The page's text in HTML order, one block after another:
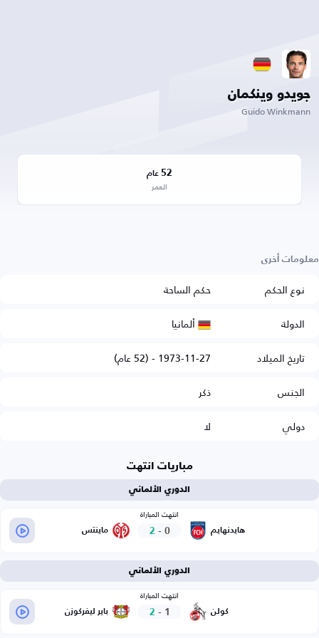
جويدو وينكمان
Guido Winkmann
52 عام
العمر
معلومات أخرى
نوع الحكم
حكم الساحة
الدولة
ألمانيا
تاريخ الميلاد
1973-11-27 - (52 عام)
الجنس
ذكر
دولي
لا
مباريات انتهت
الدوري الألماني
هايدنهايم
انتهت المباراة
0
-
2 ماينتس
الدوري الألماني
كولن
انتهت المباراة
1
-
2 باير ليفركوزن